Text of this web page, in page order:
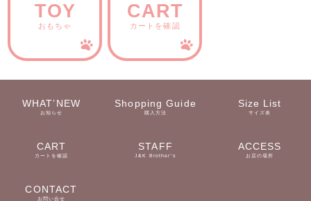
TOY
おもちゃ
CART
カートを確認
WHAT’NEW
お知らせ
Shopping Guide
購入方法
Size List
サイズ表
CART
カートを確認
STAFF
J&K Brother’s
ACCESS
お店の場所
CONTACT
お問い合せ